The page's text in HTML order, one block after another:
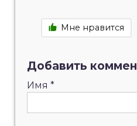
Мне нравится
Добавить
Имя *